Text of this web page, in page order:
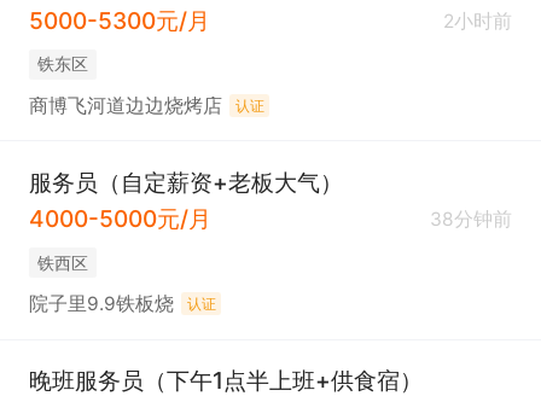
5000-5300元/月
2小时前
铁东区
商博飞河道边边烧烤店 认证
服务员（自定薪资+老板大气）
4000-5000元/月
38分钟前
铁西区
院子里9.9铁板烧 认证
晚班服务员（下午1点半上班+供食宿）